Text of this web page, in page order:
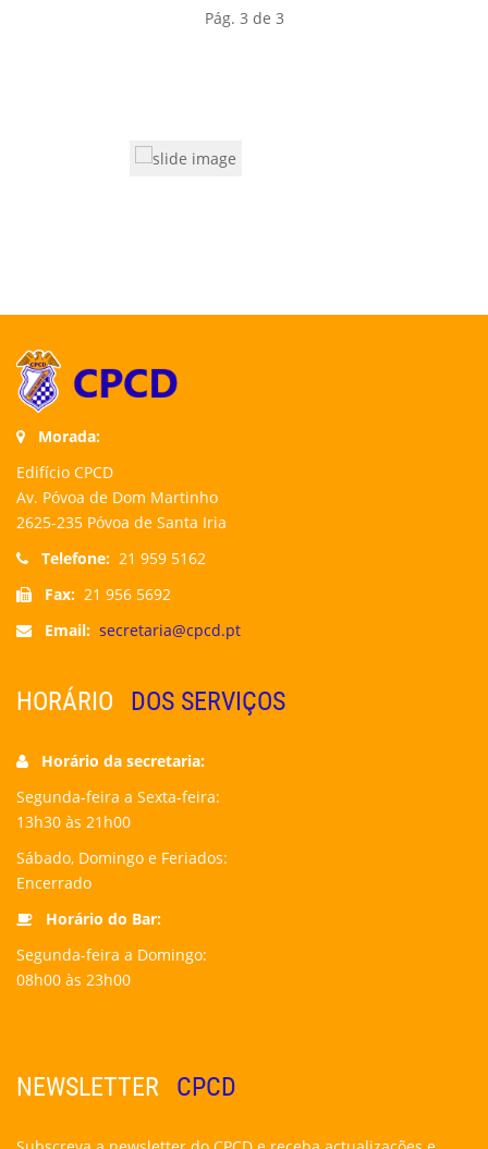
Pág. 3 de 3
Morada:
Edifício CPCD
Av. Póvoa de Dom Martinho
2625-235 Póvoa de Santa Iria
Telefone: 21 959 5162
Fax: 21 956 5692
Email: secretaria@cpcd.pt
HORÁRIO DOS SERVIÇOS
Horário da secretaria:
Segunda-feira a Sexta-feira:
13h30 às 21h00
Sábado, Domingo e Feriados:
Encerrado
Horário do Bar:
Segunda-feira a Domingo:
08h00 às 23h00
NEWSLETTER CPCD